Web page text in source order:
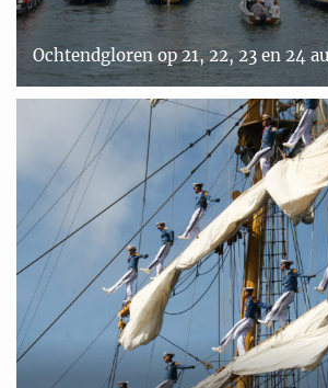
Ochtendgloren op 21, 22, 23 en 24